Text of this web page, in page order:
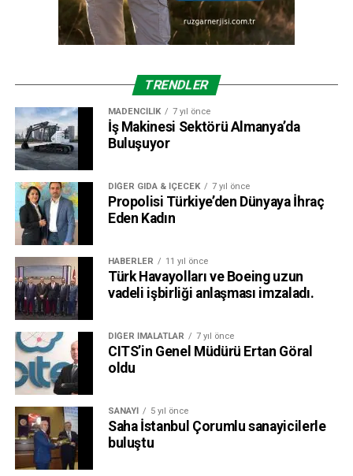
TRENDLER
MADENCILIK 7 yıl önce
İş Makinesi Sektörü Almanya’da
Buluşuyor
DIĞER GIDA & İÇECEK 7 yıl önce
Propolisi Türkiye’den Dünyaya İhraç
Eden Kadın
HABERLER 11 yıl önce
Türk Havayolları ve Boeing uzun
vadeli işbirliği anlaşması imzaladı.
DIĞER İMALATLAR 7 yıl önce
CITS’in Genel Müdürü Ertan Göral
oldu
SANAYI 5 yıl önce
Saha İstanbul Çorumlu sanayicilerle
buluştu